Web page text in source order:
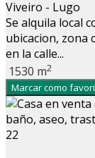
Viveiro - Lugo
Se alquila local
ubicacion, zona
en la calle...
1530 m2
Marcar como
22